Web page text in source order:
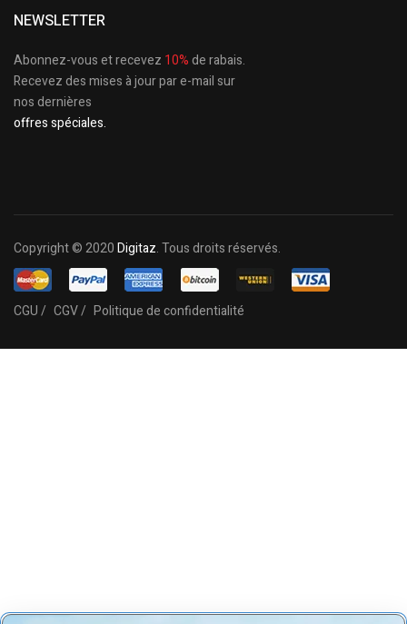
NEWSLETTER
Abonnez-vous et recevez 10%de rabais.
Recevez des mises à jour par e-mail sur
nos dernières
offres spéciales.
Copyright © 2020Digitaz. Tous droits réservés.
CGU / CGV / Politique de confidentialité